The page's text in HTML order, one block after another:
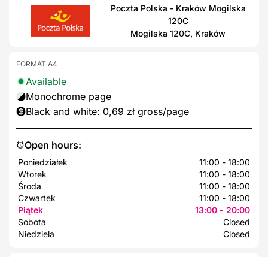
Poczta Polska - Kraków Mogilska
120C
Mogilska 120C, Kraków
Open hours:
Poniedziałek
11:00 - 18:00
Wtorek
11:00 - 18:00
Środa
11:00 - 18:00
Czwartek
11:00 - 18:00
Piątek
13:00 - 20:00
Sobota
Closed
Niedziela
Closed
FORMAT A4
Available
Monochrome page
Black and white: 0,69 zł gross/page